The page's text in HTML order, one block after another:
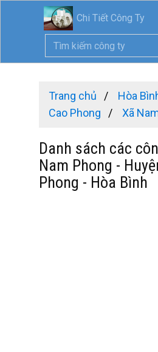
Chi Tiết Công Ty
Trang chủ Hòa
Cao Phong
Xã
Danh sách các
Nam Phong -
Phong - Hòa Bình